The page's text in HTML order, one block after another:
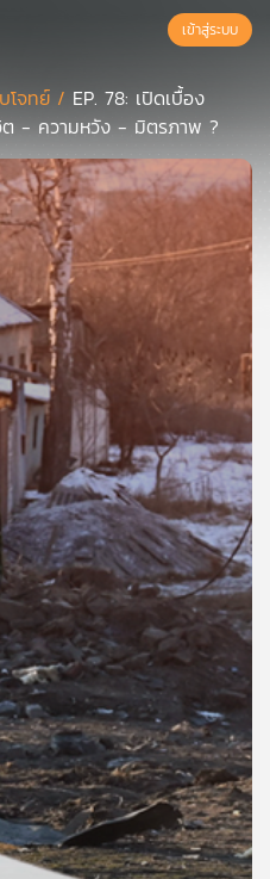
เข้าสู่ระบบ
โจทย์ / EP. 78: เปิดเบื้อง
ต - ความหวัง - มิตรภาพ ?